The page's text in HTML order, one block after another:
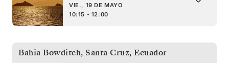
VIE., 19 DE MAYO
10:15 - 12:00
Bahia Bowditch, Santa Cruz, Ecuador